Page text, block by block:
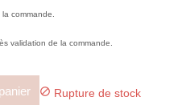
commande.
validation de la commande.
 Rupture de stock